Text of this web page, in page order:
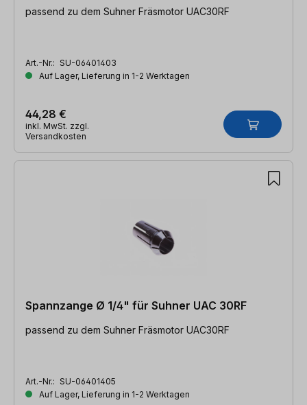
passend zu dem Suhner Fräsmotor UAC30RF
Art.-Nr.: SU-06401403
Auf Lager, Lieferung in 1-2 Werktagen
44,28 €
inkl. MwSt. zzgl.
Versandkosten
Spannzange Ø 1/4" für Suhner UAC 30RF
passend zu dem Suhner Fräsmotor UAC30RF
Art.-Nr.: SU-06401405
Auf Lager, Lieferung in 1-2 Werktagen